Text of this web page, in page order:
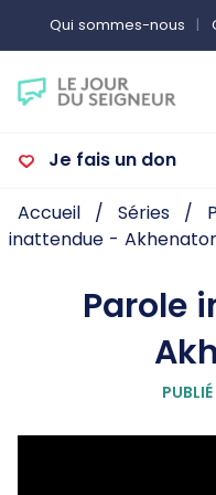
Qui sommes-nous
Je fais un don
Accueil Séries
inattendue -
Parole